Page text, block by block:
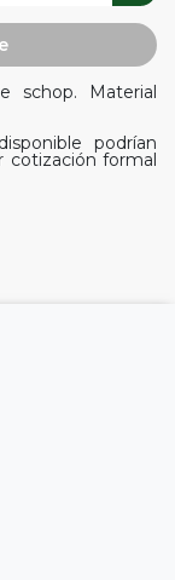
schop. Material
podrían
cotización formal